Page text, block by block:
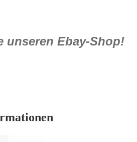
unseren Ebay-Shop!